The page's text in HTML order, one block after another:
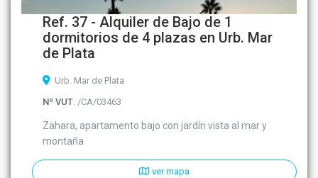
Ref. 37 - Alquiler de Bajo de 1
dormitorios de 4 plazas en Urb. Mar
de Plata
Urb. Mar de Plata
Nº VUT: /CA/03463
Zahara, apartamento bajo con jardín vista al mar y
montaña
ver mapa